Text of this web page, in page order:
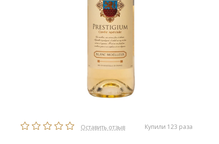
Оставить отзыв Купили 123 раза